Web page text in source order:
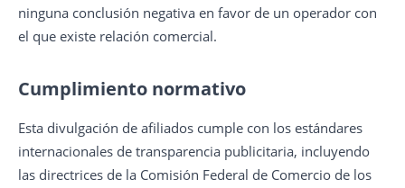
ninguna conclusión negativa en favor de un operador con
el que existe relación comercial.
Cumplimiento normativo
Esta divulgación de afiliados cumple con los estándares
internacionales de transparencia publicitaria, incluyendo
las directrices de la Comisión Federal de Comercio de los